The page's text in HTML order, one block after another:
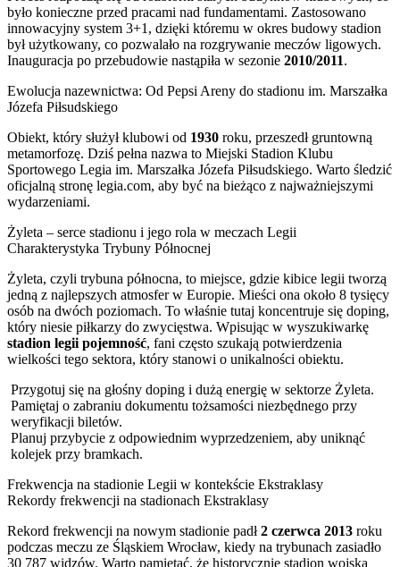
było konieczne przed pracami nad fundamentami. Zastosowano
innowacyjny system 3+1, dzięki któremu w okres budowy stadion
był użytkowany, co pozwalało na rozgrywanie meczów ligowych.
Inauguracja po przebudowie nastąpiła w sezonie 2010/2011.
Ewolucja nazewnictwa: Od Pepsi Areny do stadionu im. Marszałka
Józefa Piłsudskiego
Obiekt, który służył klubowi od 1930 roku, przeszedł gruntowną
metamorfozę. Dziś pełna nazwa to Miejski Stadion Klubu
Sportowego Legia im. Marszałka Józefa Piłsudskiego. Warto śledzić
oficjalną stronę legia.com, aby być na bieżąco z najważniejszymi
wydarzeniami.
Żyleta – serce stadionu i jego rola w meczach Legii
Charakterystyka Trybuny Północnej
Żyleta, czyli trybuna północna, to miejsce, gdzie kibice legii tworzą
jedną z najlepszych atmosfer w Europie. Mieści ona około 8 tysięcy
osób na dwóch poziomach. To właśnie tutaj koncentruje się doping,
który niesie piłkarzy do zwycięstwa. Wpisując w wyszukiwarkę
stadion legii pojemność, fani często szukają potwierdzenia
wielkości tego sektora, który stanowi o unikalności obiektu.
Przygotuj się na głośny doping i dużą energię w sektorze Żyleta.
Pamiętaj o zabraniu dokumentu tożsamości niezbędnego przy
weryfikacji biletów.
Planuj przybycie z odpowiednim wyprzedzeniem, aby uniknąć
kolejek przy bramkach.
Frekwencja na stadionie Legii w kontekście Ekstraklasy
Rekordy frekwencji na stadionach Ekstraklasy
Rekord frekwencji na nowym stadionie padł2 czerwca 2013 roku
podczas meczu ze Śląskiem Wrocław, kiedy na trybunach zasiadło
30 787 widzów. Warto pamiętać, że historycznie stadion wojska